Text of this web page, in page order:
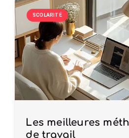
SCOLARITÉ
Les meilleures
de travail